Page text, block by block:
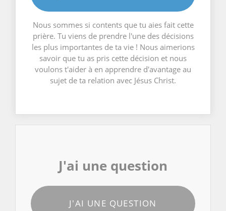
Nous sommes si contents que tu aies fait cette
prière. Tu viens de prendre l'une des décisions
les plus importantes de ta vie ! Nous aimerions
savoir que tu as pris cette décision et nous
voulons t'aider à en apprendre d'avantage au
sujet de ta relation avec Jésus Christ.
J'ai une question
J'AI UNE QUESTION